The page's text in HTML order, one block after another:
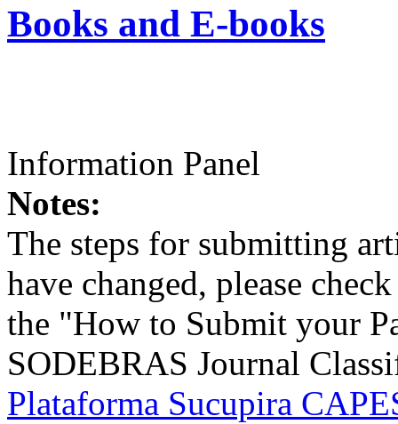
Books and E-books
Information Panel
Notes:
The steps for submitting
have changed, please
the "How to Submit your
SODEBRAS Journal
Plataforma Sucupira